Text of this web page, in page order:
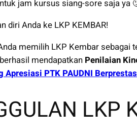
jam kursus siang-sore saja ya
diri Anda ke LKP KEMBAR!
memilih LKP Kembar
mendapatkan Penilaian
Apresiasi PTK PAUDNI
LKP